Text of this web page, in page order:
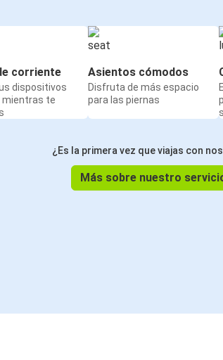
corriente
dispositivos
mientras te
Asientos cómodos
Disfruta de más espacio
para las piernas
¿Es la primera vez que viajas con
Más sobre nuestro